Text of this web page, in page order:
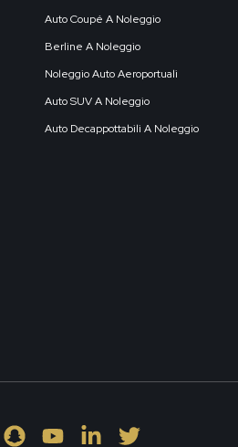
Auto Coupé A Noleggio
Berline A Noleggio
Noleggio Auto Aeroportuali
Auto SUV A Noleggio
Auto Decappottabili A Noleggio